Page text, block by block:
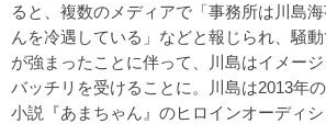
ると、複数のメディアで「事務所は川島
んを冷遇している」などと報じられ、騒
が強まったことに伴って、川島はイメー
バッチリを受けることに。川島は2013年
小説『あまちゃん』のヒロインオーディ